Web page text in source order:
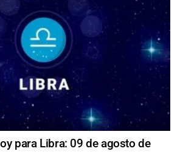
para Libra: 09 de agosto de